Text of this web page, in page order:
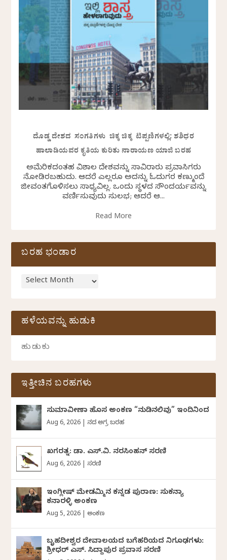
ದೊಡ್ಡ ದೇಶದ ಸಂಗತಿಗಳು ಚಿಕ್ಕ ಚಿಕ್ಕ ಟಿಪ್ಪಣಿಗಳಲ್ಲಿ: ಶಶಿಧರ
ಹಾಲಾಡಿಯವರ ಕೃತಿಯ ಕುರಿತು ನಾರಾಯಣ ಯಾಜಿ ಬರಹ
ಅಮೆರಿಕದಂತಹ ವಿಶಾಲ ದೇಶವನ್ನು ಸಾವಿರಾರು ಪ್ರವಾಸಿಗರು
ನೋಡಿರಬಹುದು. ಆದರೆ ಎಲ್ಲರೂ ಅದನ್ನು ಓದುಗರ ಕಣ್ಮುಂದೆ
ಜೀವಂತಗೊಳಿಸಲು ಸಾಧ್ಯವಿಲ್ಲ. ಒಂದು ಸ್ಥಳದ ಸೌಂದರ್ಯವನ್ನು
ವರ್ಣಿಸುವುದು ಸುಲಭ; ಆದರೆ ಆ...
Read More
ಬರಹ ಭಂಡಾರ
ಹಳೆಯವನ್ನು ಹುಡುಕಿ
ಇತ್ತೀಚಿನ ಬರಹಗಳು
ಸುಮಾವೀಣಾ ಹೊಸ ಅಂಕಣ “ನುಡಿನಲಿವು” ಇಂದಿನಿಂದ
Aug 6, 2026 ದಿನದ ಅಗ್ರ ಬರಹ
ಖಗರತ್ನ: ಡಾ. ಎಸ್.ವಿ. ನರಸಿಂಹನ್‌‌ ಸರಣಿ
Aug 6, 2026 ಸರಣಿ
ಇಂಗ್ಲೀಷ್ ಮೇಡಮ್ಮಿನ ಕನ್ನಡ ಪುರಾಣ: ಸುಕನ್ಯಾ
ಕನಾರಳ್ಳಿ ಅಂಕಣ
Aug 5, 2026 ಅಂಕಣ
ಬೃಹದೀಶ್ವರ ದೇವಾಲಯದ ಬಗೆಹರಿಯದ ನಿಗೂಢಗಳು:
ಶ್ರೀಧರ್‌ ಎಸ್.‌ ಸಿದ್ದಾಪುರ ಪ್ರವಾಸ ಸರಣಿ